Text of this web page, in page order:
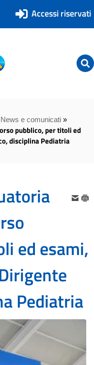
Accessi riservati
ASL Salerno
ASL Salerno
News e comunicati»
pubblico, per titoli ed
disciplina Pediatria
ed esami,
Pediatria